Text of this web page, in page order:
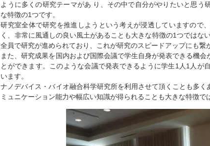
ように多くの研究テーマがあ り、その中で自分がやりたいと思う
な特徴の1つです。
研究室全体で研究を推進しようという考えが浸透していますので
く、非常に風通しの良い風土があることも大きな特徴の1つではな
全員で研究が進められており、これが研究のスピードアップにも繋
また、研究成果を国内および国際会議で学生自身が発表できる機
とができます。このような会議で発表できるように学生1人1人が
います。
ナノデバイス・バイオ融合科学研究所を利用させて頂くことも多
ミュニケーション能力や幅広い知識が得られることも大きな特徴で